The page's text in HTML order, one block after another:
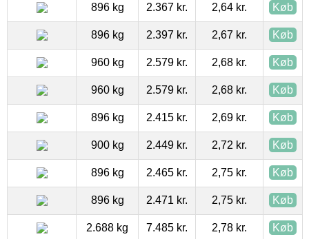
896 kg 2.367 kr. 2,64 kr. Køb
896 kg 2.397 kr. 2,67 kr. Køb
960 kg 2.579 kr. 2,68 kr. Køb
960 kg 2.579 kr. 2,68 kr. Køb
896 kg 2.415 kr. 2,69 kr. Køb
900 kg 2.449 kr. 2,72 kr. Køb
896 kg 2.465 kr. 2,75 kr. Køb
896 kg 2.471 kr. 2,75 kr. Køb
2.688 kg 7.485 kr. 2,78 kr. Køb